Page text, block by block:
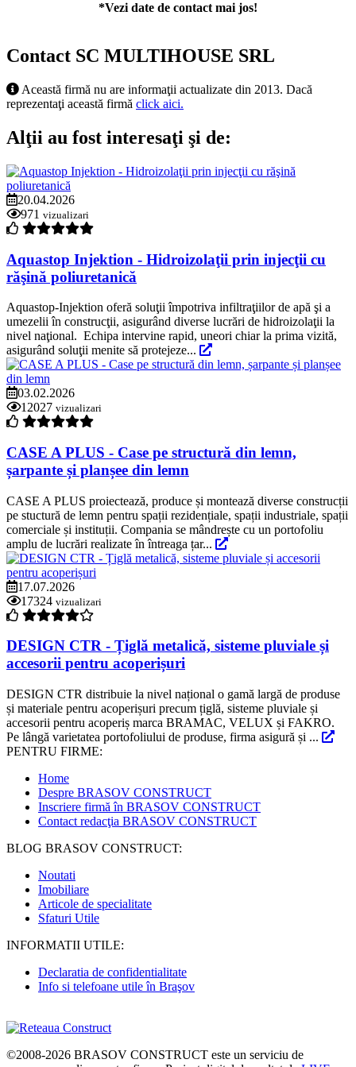
*Vezi date de contact mai jos!
Contact SC MULTIHOUSE SRL
Această firmă nu are informaţii actualizate din 2013. Dacă
reprezentaţi această firmă click aici.
Alţii au fost interesaţi şi de:
20.04.2026
971 vizualizari
Aquastop Injektion - Hidroizolaţii prin injecţii cu
răşină poliuretanică
Aquastop-Injektion oferă soluţii împotriva infiltraţiilor de apă şi a
umezelii în construcţii, asigurând diverse lucrări de hidroizolaţii la
nivel naţional. Echipa intervine rapid, uneori chiar la prima vizită,
asigurând soluţii menite să protejeze...
03.02.2026
12027 vizualizari
CASE A PLUS - Case pe structură din lemn,
șarpante și planșee din lemn
CASE A PLUS proiectează, produce și montează diverse construcții
pe stuctură de lemn pentru spații rezidențiale, spații industriale, spații
comerciale și instituții. Compania se mândrește cu un portofoliu
amplu de lucrări realizate în întreaga țar...
17.07.2026
17324 vizualizari
DESIGN CTR - Țiglă metalică, sisteme pluviale și
accesorii pentru acoperișuri
DESIGN CTR distribuie la nivel național o gamă largă de produse
și materiale pentru acoperișuri precum țiglă, sisteme pluviale și
accesorii pentru acoperiș marca BRAMAC, VELUX și FAKRO.
Pe lângă varietatea portofoliului de produse, firma asigură și ...
PENTRU FIRME:
Home
Despre BRASOV CONSTRUCT
Inscriere firmă în BRASOV CONSTRUCT
Contact redacţia BRASOV CONSTRUCT
BLOG BRASOV CONSTRUCT:
Noutati
Imobiliare
Articole de specialitate
Sfaturi Utile
INFORMATII UTILE:
Declaratia de confidentialitate
Info si telefoane utile în Braşov
©2008-2026 BRASOV CONSTRUCT este un serviciu de